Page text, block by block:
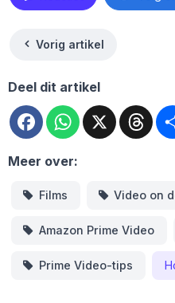
Vorig artikel
Deel dit artikel
FacebookWhatsApp
X
Meer over:
Films Video on
Amazon Prime Video
Prime Video-tips